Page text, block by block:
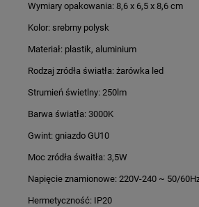
Wymiary opakowania: 8,6 x 6,5 x 8,6 cm
Kolor: srebrny polysk
Materiał: plastik, aluminium
Rodzaj zródła światła: żarówka led
Strumień świetlny: 250lm
Barwa światła: 3000K
Gwint: gniazdo GU10
Moc zródła śwaitła: 3,5W
Napięcie znamionowe: 220V-240 ~ 50/
Hermetyczność: IP20